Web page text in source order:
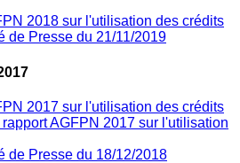
2018 sur l'utilisation des crédits
de Presse du 21/11/2019
2017 sur l'utilisation des crédits
AGFPN 2017 sur l'utilisation
de Presse du 18/12/2018